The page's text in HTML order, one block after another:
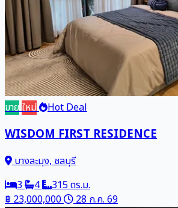
ขายใหม่ Hot Deal
WISDOM FIRST RESIDENCE
บางละมุง, ชลบุรี
3
4
315 ตร.ม.
฿ 23,000,000
28 ก.ค. 69